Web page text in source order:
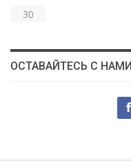
30
ОСТАВАЙТЕСЬ С НАМИ